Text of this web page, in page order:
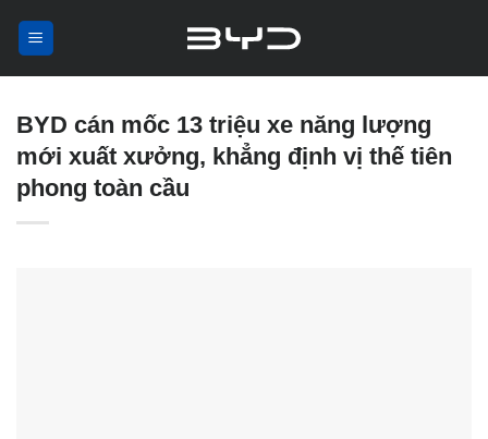
BYD cán mốc 13 triệu xe năng lượng
mới xuất xưởng, khẳng định vị thế tiên
phong toàn cầu